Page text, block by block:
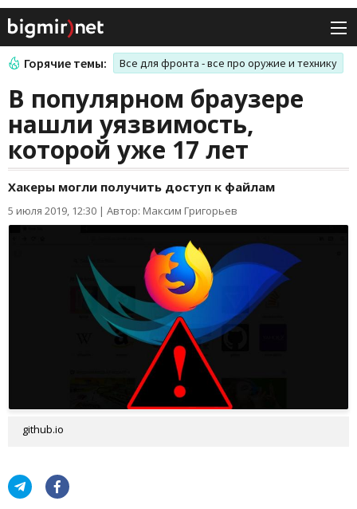
Горячие темы: Все для фронта - все про оружие и технику
В популярном браузере
нашли уязвимость,
которой уже 17 лет
Хакеры могли получить доступ к файлам
5 июля 2019, 12:30 | Автор: Максим Григорьев
github.io